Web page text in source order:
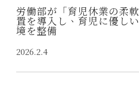
労働部が「育児休業の柔
置を導入し、育児に優し
境を整備
2026.2.4